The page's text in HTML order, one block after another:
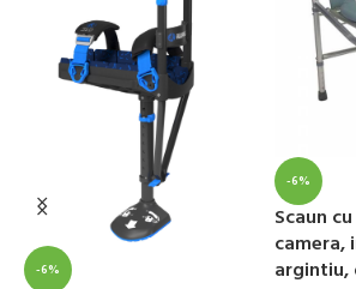
-6%
-6%
Scaun
camera,
argintiu,